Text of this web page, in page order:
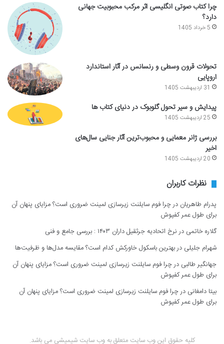
چرا کتاب صوتی انگلیسی اثر مرکب محبوبیت جهانی
دارد؟
5 خرداد 1405
تحولات قرون وسطی و رنسانس در آثار استاندارد
اروپایی
31 اردیبهشت 1405
پیدایش و سیر تحول گلوبوک در دنیای کتاب ها
25 اردیبهشت 1405
بررسی ژانر معمایی و محبوب‌ترین آثار جنایی سال‌های
اخیر
20 اردیبهشت 1405
نظرات کاربران
پدرام طاهریان درچرا فوم سایلنت زیرسازی لمینت ضروری است؟ مزایای پنهان آن
برای طول عمر کفپوش
گلاره خاتمی درنرخ اتحادیه جرثقیل داران ۱۴۰۳ : بررسی جامع و فنی
شهرام جلیلی دربهترین باسکول خاورکش کدام است؟ مقایسه مدل‌ها و ظرفیت‌ها
جهانگیر طالبی درچرا فوم سایلنت زیرسازی لمینت ضروری است؟ مزایای پنهان آن
برای طول عمر کفپوش
بیتا دامغانی درچرا فوم سایلنت زیرسازی لمینت ضروری است؟ مزایای پنهان آن
برای طول عمر کفپوش
کلیه حقوق این وب سایت متعلق به وب سایت شیمیشی می باشد.